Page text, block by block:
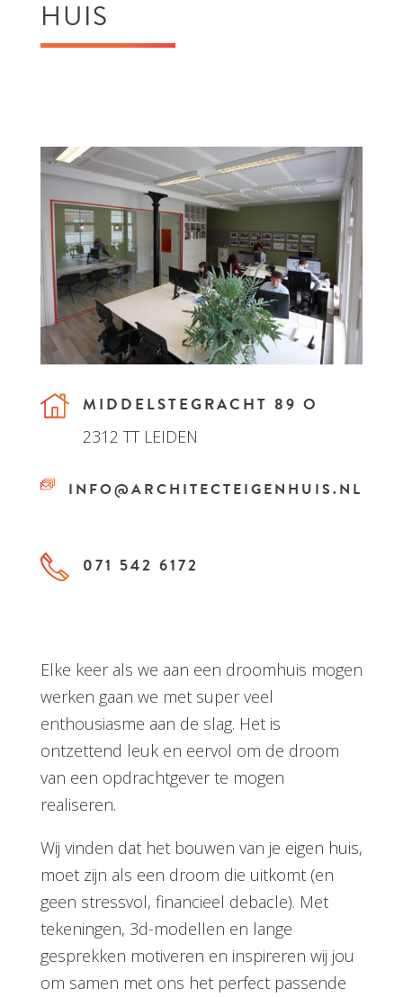
HUIS
MIDDELSTEGRACHT 89 O
2312 TT LEIDEN
INFO@ARCHITECTEIGENHUIS.NL
071 542 6172
Elke keer als we aan een droomhuis mogen
werken gaan we met super veel
enthousiasme aan de slag. Het is
ontzettend leuk en eervol om de droom
van een opdrachtgever te mogen
realiseren.
Wij vinden dat het bouwen van je eigen huis,
moet zijn als een droom die uitkomt (en
geen stressvol, financieel debacle). Met
tekeningen, 3d-modellen en lange
gesprekken motiveren en inspireren wij jou
om samen met ons het perfect passende